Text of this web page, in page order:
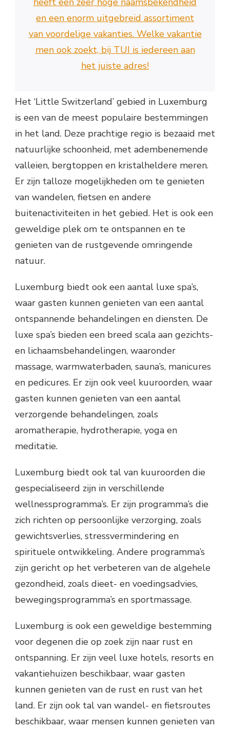
en een enorm uitgebreid assortiment
van voordelige vakanties. Welke vakantie
men ook zoekt, bij TUI is iedereen aan
het juiste adres!
Het ‘Little Switzerland’ gebied in Luxemburg
is een van de meest populaire bestemmingen
in het land. Deze prachtige regio is bezaaid met
natuurlijke schoonheid, met adembenemende
valleien, bergtoppen en kristalheldere meren.
Er zijn talloze mogelijkheden om te genieten
van wandelen, fietsen en andere
buitenactiviteiten in het gebied. Het is ook een
geweldige plek om te ontspannen en te
genieten van de rustgevende omringende
natuur.
Luxemburg biedt ook een aantal luxe spa’s,
waar gasten kunnen genieten van een aantal
ontspannende behandelingen en diensten. De
luxe spa’s bieden een breed scala aan gezichts-
en lichaamsbehandelingen, waaronder
massage, warmwaterbaden, sauna’s, manicures
en pedicures. Er zijn ook veel kuuroorden, waar
gasten kunnen genieten van een aantal
verzorgende behandelingen, zoals
aromatherapie, hydrotherapie, yoga en
meditatie.
Luxemburg biedt ook tal van kuuroorden die
gespecialiseerd zijn in verschillende
wellnessprogramma’s. Er zijn programma’s die
zich richten op persoonlijke verzorging, zoals
gewichtsverlies, stressvermindering en
spirituele ontwikkeling. Andere programma’s
zijn gericht op het verbeteren van de algehele
gezondheid, zoals dieet- en voedingsadvies,
bewegingsprogramma’s en sportmassage.
Luxemburg is ook een geweldige bestemming
voor degenen die op zoek zijn naar rust en
ontspanning. Er zijn veel luxe hotels, resorts en
vakantiehuizen beschikbaar, waar gasten
kunnen genieten van de rust en rust van het
land. Er zijn ook tal van wandel- en fietsroutes
beschikbaar, waar mensen kunnen genieten van